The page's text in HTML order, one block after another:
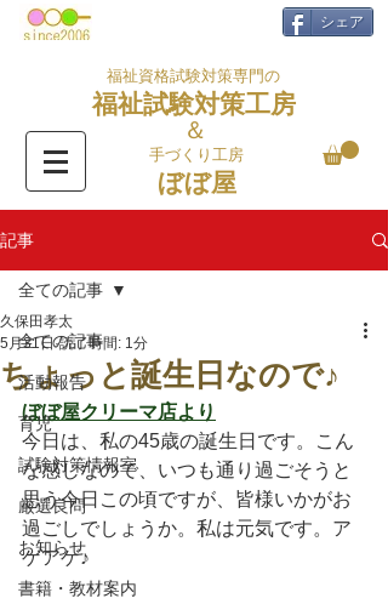
シェア
福祉資格試験対策専門の
福祉試験対策工房
＆
手づくり工房
ぼぼ屋
記事
全ての記事
活動報告
育児
試験対策情報室
厳選良問
お知らせ
書籍・教材案内
全ての記事
ちょっと誕生日なので♪
久保田孝太
5月31日 読了時間: 1分
ぼぼ屋クリーマ店より
今日は、私の45歳の誕生日です。こん
な感じなので、いつも通り過ごそうと
思う今日この頃ですが、皆様いかがお
過ごしでしょうか。私は元気です。ア
ゲアゲ♪